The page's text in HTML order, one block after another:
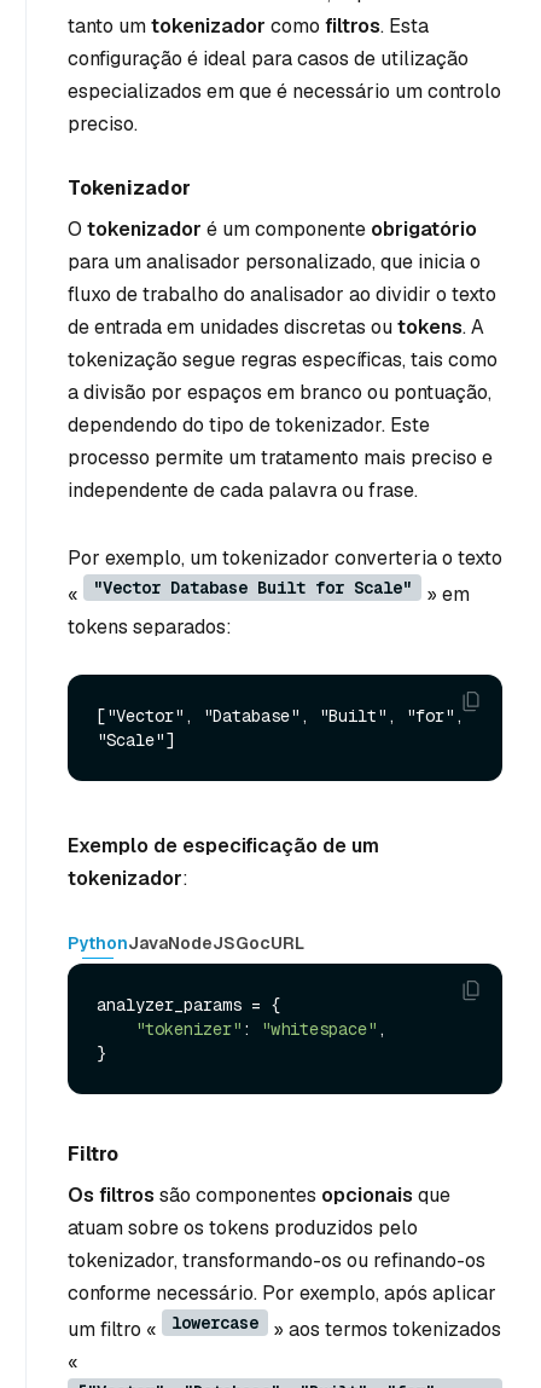
tanto umtokenizador como filtros. Esta
configuração é ideal para casos de utilização
especializados em que é necessário um controlo
preciso.
Tokenizador
O tokenizador é um componente obrigatório
para um analisador personalizado, que inicia o
fluxo de trabalho do analisador ao dividir o texto
de entrada em unidades discretas outokens. A
tokenização segue regras específicas, tais como
a divisão por espaços em branco ou pontuação,
dependendo do tipo de tokenizador. Este
processo permite um tratamento mais preciso e
independente de cada palavra ou frase.
Por exemplo, um tokenizador converteria o texto
«
"Vector Database Built for Scale"
» em
tokens separados:
["Vector", "Database", "Built", "for",
Exemplo de especificação de um
tokenizador:
PythonJavaNodeJSGocURL
analyzer_params = {
"tokenizer" : "whitespace" ,
Filtro
Os filtros são componentes opcionais que
atuam sobre os tokens produzidos pelo
tokenizador, transformando-os ou refinando-os
conforme necessário. Por exemplo, após aplicar
um filtro «
lowercase
» aos termos tokenizados
«